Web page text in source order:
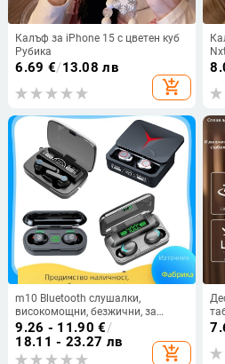
Калъф за iPhone 15 с цветен куб
Рубика
6.69 €/13.08 лв
add_shopping_cart
m10 Bluetooth слушалки,
високомощни, безжични, за
поставяне в ушите, с тъчскрийн,
намаляване на шума, дълготраен
цифров дисплей, F9-5c слушалки
9.26 - 11.90 €/
18.11 - 23.27 лв
add_shopping_cart